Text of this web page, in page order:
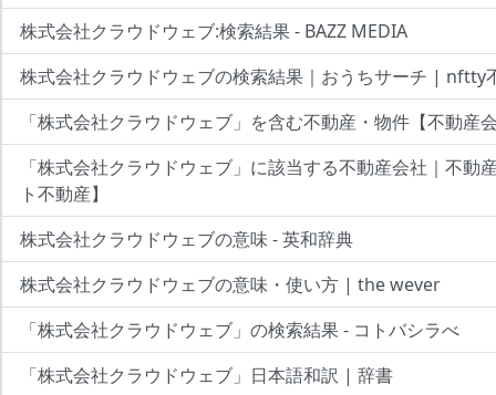
株式会社クラウドウェブ:検索結果 - BAZZ MEDIA
株式会社クラウドウェブの検索結果｜おうちサーチ | nftty
「株式会社クラウドウェブ」を含む不動産・物件【不動産
「株式会社クラウドウェブ」に該当する不動産会社｜不動
ト不動産】
株式会社クラウドウェブの意味 - 英和辞典
株式会社クラウドウェブの意味・使い方 | the wever
「株式会社クラウドウェブ」の検索結果 - コトバシラべ
「株式会社クラウドウェブ」日本語和訳 | 辞書